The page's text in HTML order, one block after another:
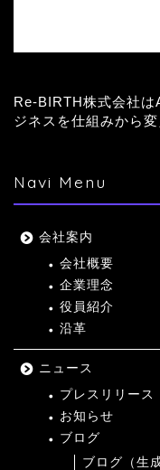
Re-BIRTH株式会社は
ジネスを仕組みから
Navi Menu
会社案内
会社概要
企業理念
役員紹介
沿革
ニュース
プレスリリース
お知らせ
ブログ
ブログ（生